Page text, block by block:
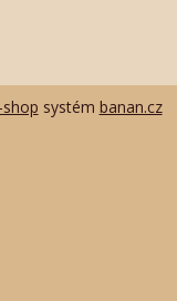
shop systém banan.cz